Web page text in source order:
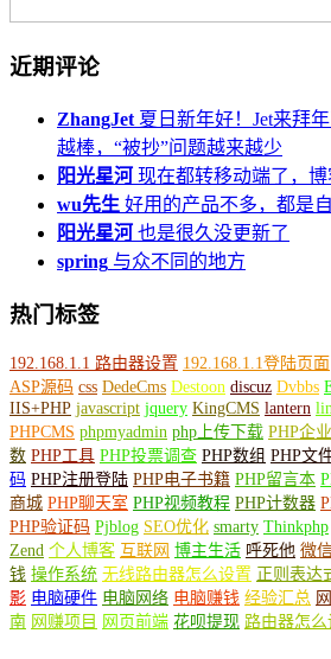
近期评论
ZhangJet 夏日新年好！Jet来拜
越棒，“被抄”问题越来越少
阳光星河 现在都转移动端了，
wu先生 好用的产品不多，都是自
阳光星河 也是很久没更新了
spring 与众不同的地方
热门标签
192.168.1.1 路由器设置 192.168.1.1登陆页面
ASP源码 css DedeCms Destoon discuz Dvbbs
IIS+PHP javascript jquery KingCMS lantern
PHPCMS phpmyadmin php上传下载 PHP企
数 PHP工具 PHP投票调查 PHP数组 PHP文
码 PHP注册登陆 PHP电子书籍 PHP留言本
商城 PHP聊天室 PHP视频教程 PHP计数器
PHP验证码 Pjblog SEO优化 smarty Thinkphp
Zend 个人博客 互联网 博主生活 呼死他 微
钱 操作系统 无线路由器怎么设置 正则表达
影 电脑硬件 电脑网络 电脑赚钱 经验汇总
南 网赚项目 网页前端 花呗提现 路由器怎么